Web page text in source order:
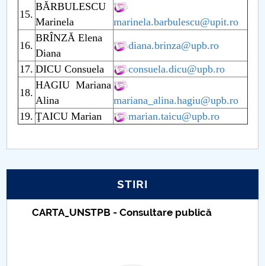
Raportul Conducerii Centrului Universitar Pitești
privind implementarea Planului Operațional 2020-
2024
Parteneri CUP
Centrul de Consiliere și Orientare în Carieră
15.
BĂRBULESCU
Marinela
marinela.barbulescu@upit.ro
16.
BRÎNZĂ Elena
Diana
diana.brinza@upb.ro
17. DICU Consuela
consuela.dicu@upb.ro
18.
HAGIU Mariana
Alina
mariana_alina.hagiu@upb.ro
19. ŢAICU Marian marian.taicu@upb.ro
STIRI
Taxe de școlarizare indexate – Centrul